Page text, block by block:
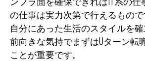
の仕事は実力次第で行えるもので
自分にあった生活のスタイルを確
前向きな気持でまずはUターン転
ことが重要です。